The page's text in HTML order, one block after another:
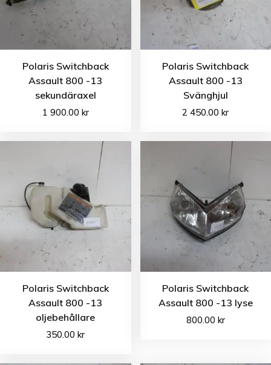
Polaris Switchback
Assault 800 -13
sekundäraxel
1 900.00 kr
Polaris Switchback
Assault 800 -13
Svänghjul
2 450.00kr
Polaris Switchback
Assault 800 -13
oljebehållare
350.00kr
Polaris Switchback
Assault 800 -13 lyse
800.00 kr